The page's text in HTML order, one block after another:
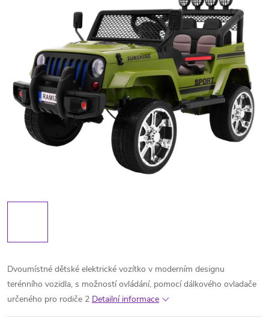
Dvoumístné dětské elektrické vozítko v moderním designu
terénního vozidla, s možností ovládání, pomocí dálkového ovladače
určeného pro rodiče 2 Detailní informace